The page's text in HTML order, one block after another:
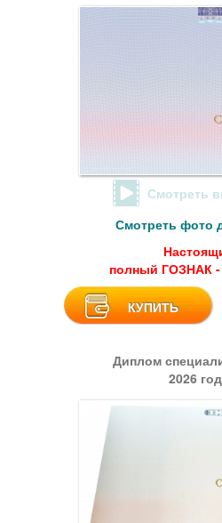
Смотреть
Смотреть фото
полный ГОЗНАК -
КУПИТЬ
Диплом
2026